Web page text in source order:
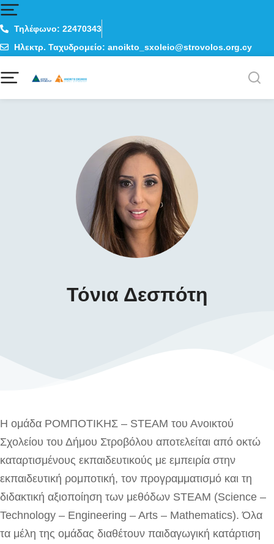
Τηλέφωνο: 22470343
Ηλεκτρ. Ταχυδρομείο: anoikto_sxoleio@strovolos.org.cy
Τόνια Δεσπότη
Η ομάδα ΡΟΜΠΟΤΙΚΗΣ – STEAM του Ανοικτού
Σχολείου του Δήμου Στροβόλου αποτελείται από οκτώ
καταρτισμένους εκπαιδευτικούς με εμπειρία στην
εκπαιδευτική ρομποτική, τον προγραμματισμό και τη
διδακτική αξιοποίηση των μεθόδων STEAM (Science –
Technology – Engineering – Arts – Mathematics). Όλα
τα μέλη της ομάδας διαθέτουν παιδαγωγική κατάρτιση